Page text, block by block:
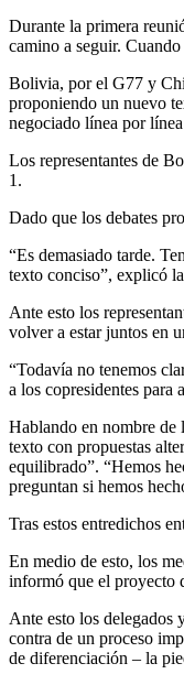
Durante la primera
camino a seguir.
Bolivia, por el G77 y
proponiendo un nuevo
negociado línea por
Los representantes de
1.
Dado que los debates
“Es demasiado tarde.
texto conciso”, explicó
Ante esto los
volver a estar juntos en
“Todavía no tenemos
a los copresidentes para
Hablando en nombre de
texto con propuestas
equilibrado”. “Hemos
preguntan si hemos
Tras estos entredichos
En medio de esto, los
informó que el proyecto
Ante esto los delegados
contra de un proceso
de diferenciación – la